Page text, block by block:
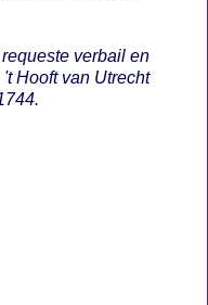
verbail en
Hooft van Utrecht